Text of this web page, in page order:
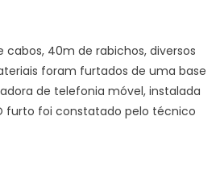
cabos, 40m de rabichos, diversos
foram furtados de uma base
de telefonia móvel, instalada
furto foi constatado pelo técnico